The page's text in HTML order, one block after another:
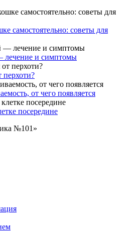
самостоятельно: советы для
лечение и симптомы
перхоти?
от чего появляется
посередине
№101»